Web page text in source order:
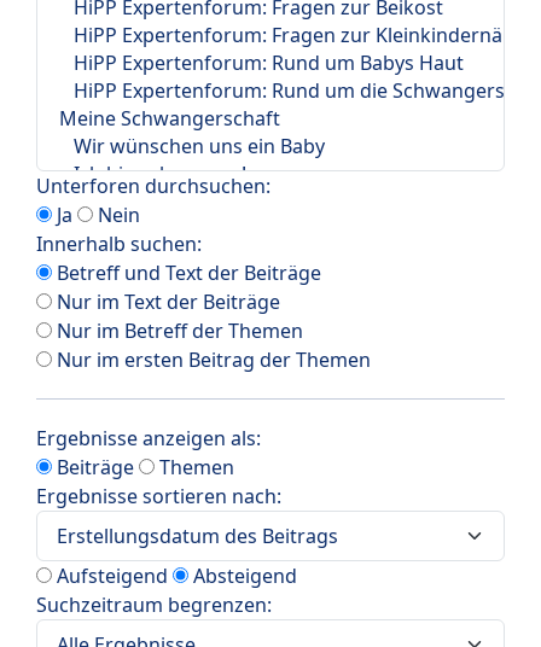
Unterforen durchsuchen:
Ja
Nein
Innerhalb suchen:
Betreff und Text der Beiträge
Nur im Text der Beiträge
Nur im Betreff der Themen
Nur im ersten Beitrag der Themen
Ergebnisse anzeigen als:
Beiträge
Themen
Ergebnisse sortieren nach:
Aufsteigend
Absteigend
Suchzeitraum begrenzen: